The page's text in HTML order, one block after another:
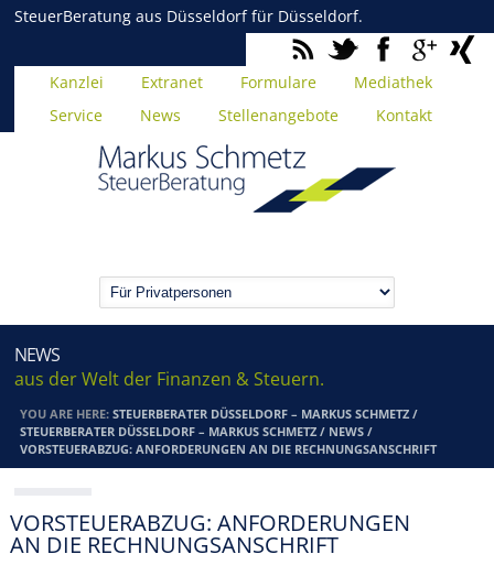
SteuerBeratung aus Düsseldorf für Düsseldorf.
Kanzlei Extranet Formulare
Mediathek
Service
News Stellenangebote Kontakt
NEWS
aus der Welt der Finanzen & Steuern.
YOU ARE HERE:STEUERBERATER DÜSSELDORF – MARKUS SCHMETZ /
STEUERBERATER DÜSSELDORF – MARKUS SCHMETZ / NEWS /
VORSTEUERABZUG: ANFORDERUNGEN AN DIE RECHNUNGSANSCHRIFT
VORSTEUERABZUG: ANFORDERUNGEN
AN DIE RECHNUNGSANSCHRIFT